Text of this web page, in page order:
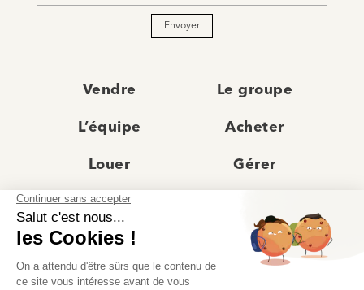
Envoyer
Vendre Le groupe
L’équipe Acheter
Louer Gérer
Actualités
Recrutement Avis clients
Prestige